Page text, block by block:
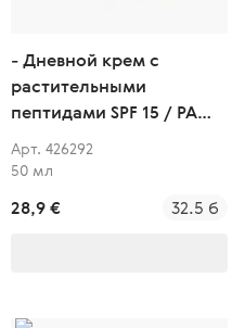
- Дневной крем с
растительными
пептидами SPF 15 / PA
+++
Арт. 426292
50 мл
28,9 € 32.5 б